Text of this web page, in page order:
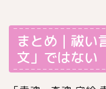
まとめ｜祓い
文」ではない